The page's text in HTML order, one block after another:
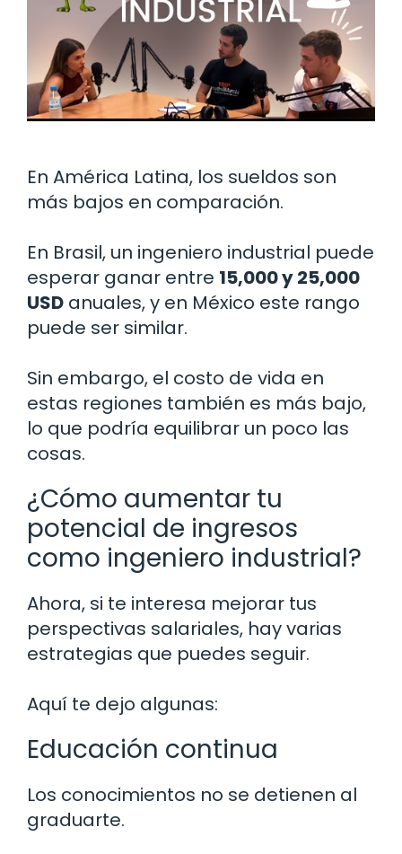
En América Latina, los sueldos son
más bajos en comparación.
En Brasil, un ingeniero industrial puede
esperar ganar entre 15,000 y 25,000
USD anuales, y en México este rango
puede ser similar.
Sin embargo, el costo de vida en
estas regiones también es más bajo,
lo que podría equilibrar un poco las
cosas.
¿Cómo aumentar tu
potencial de ingresos
como ingeniero industrial?
Ahora, si te interesa mejorar tus
perspectivas salariales, hay varias
estrategias que puedes seguir.
Aquí te dejo algunas:
Educación continua
Los conocimientos no se detienen al
graduarte.